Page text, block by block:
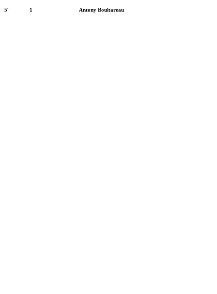
5° 1 Antony Boultareau